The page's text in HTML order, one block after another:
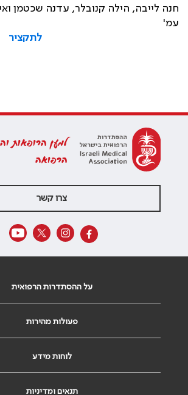
חנה לייבה, הילה קנובלר, עדנה שכטמן
עמ'
לתקציר
למען הרופאות
הרפואה
צרו קשר
על ההסתדרות הרפואית
פעולות מהירות
לוחות מידע
תנאים ומדיניות